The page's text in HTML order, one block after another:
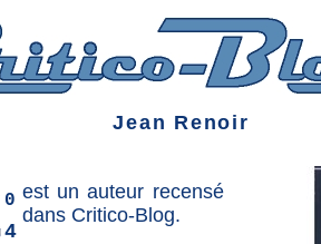
Jean Renoir
0
4
est unauteur recensé
dans Critico-Blog.